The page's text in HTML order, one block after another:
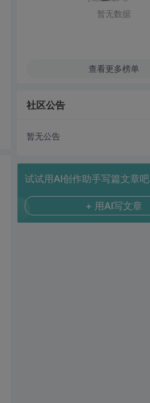
暂无数据
查看更多榜单
社区公告
暂无公告
试试用AI创作助手写篇文章吧
+ 用AI写文章